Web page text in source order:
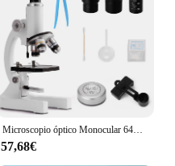
Microscopio óptico Monocular 64X-2400X para niños de escuela primaria, microscopio Digital de ciencia Experimental y Biología
57,68€